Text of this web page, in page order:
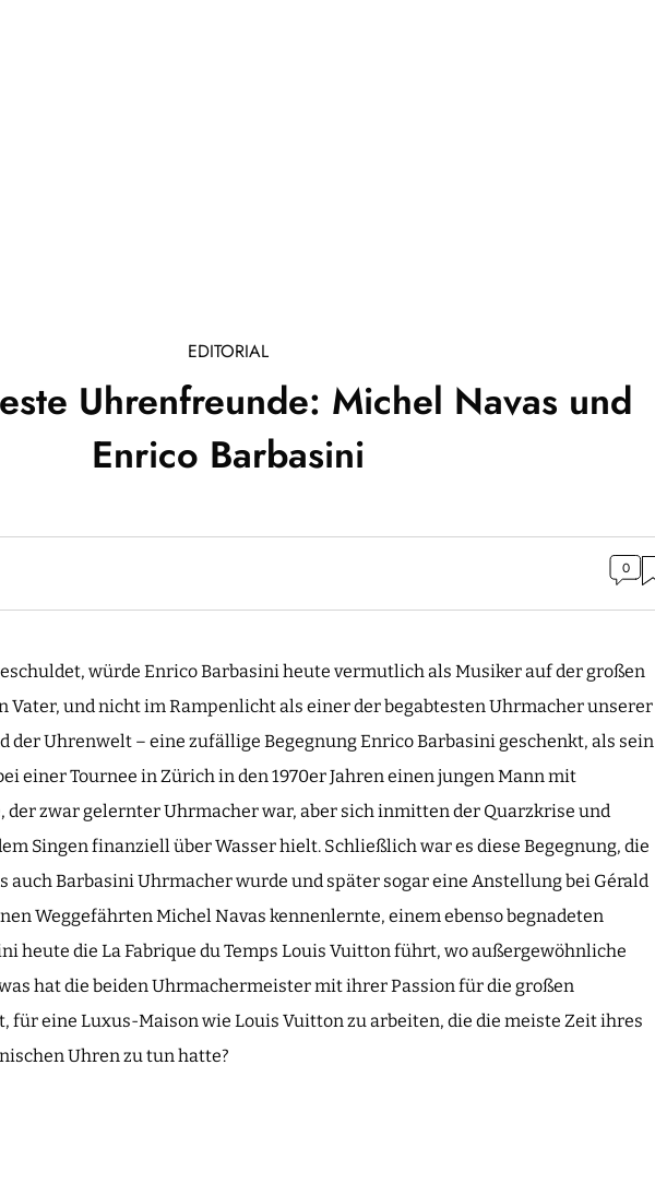
EDITORIAL
Uhrenfreunde: Michel Navas und
Enrico Barbasini
0
würde Enrico Barbasini heute vermutlich als Musiker auf der großen
Vater, und nicht im Rampenlicht als einer der begabtesten Uhrmacher unserer
der Uhrenwelt – eine zufällige Begegnung Enrico Barbasini geschenkt, als sein
einer Tournee in Zürich in den 1970er Jahren einen jungen Mann mit
zwar gelernter Uhrmacher war, aber sich inmitten der Quarzkrise und
Singen finanziell über Wasser hielt. Schließlich war es diese Begegnung, die
auch Barbasini Uhrmacher wurde und später sogar eine Anstellung bei Gérald
Weggefährten Michel Navas kennenlernte, einem ebenso begnadeten
heute die La Fabrique du Temps Louis Vuitton führt, wo außergewöhnliche
hat die beiden Uhrmachermeister mit ihrer Passion für die großen
für eine Luxus-Maison wie Louis Vuitton zu arbeiten, die die meiste Zeit ihres
Uhren zu tun hatte?